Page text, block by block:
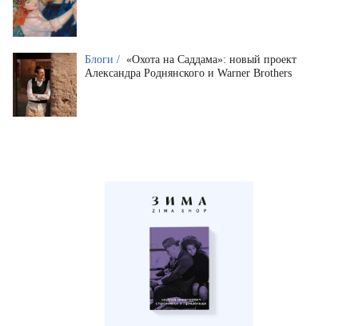
Блоги / «Охота на Саддама»: новый проект
Александра Роднянского и Warner Brothers